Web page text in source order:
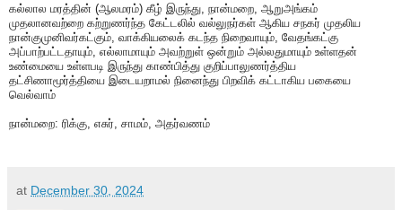
கல்லால மரத்தின் (ஆலமரம்) கீழ் இருந்து, நான்மறை, ஆறுஅங்கம்
முதலானவற்றை கற்றுணர்ந்த கேட்டலில் வல்லுநர்கள் ஆகிய சநகர் முதலிய
நான்குமுனிவர்கட்கும், வாக்கியலைக் கடந்த நிறைவாயும், வேதங்கட்கு
அப்பாற்பட்டதாயும், எல்லாமாயும் அவற்றுள் ஒன்றும் அல்லதுமாயும் உள்ளதன்
உண்மையை உள்ளபடி இருந்து காண்பித்து குறிப்பாலுணர்த்திய
தட்சிணாமூர்த்தியை இடையறாமல் நினைந்து பிறவிக் கட்டாகிய பகையை
வெல்வாம்
நான்மறை: ரிக்கு, எசுர், சாமம், அதர்வணம்
at December 30, 2024